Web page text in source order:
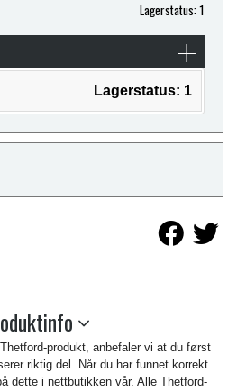
Lagerstatus: 1
Lagerstatus: 1
produkt, anbefaler vi at du først
riktig del. Når du har funnet korrekt
dette i nettbutikken vår. Alle Thetford-